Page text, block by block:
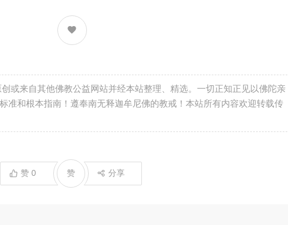
或来自其他佛教公益网站并经本站整理、精选。一切正知正见以佛陀亲
准和根本指南！遵奉南无释迦牟尼佛的教戒！本站所有内容欢迎转载传
赞0 分享
赞